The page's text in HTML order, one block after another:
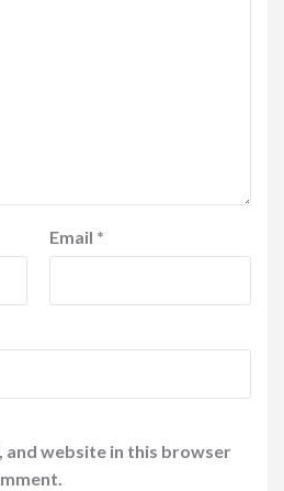
Email *
and website in this browser